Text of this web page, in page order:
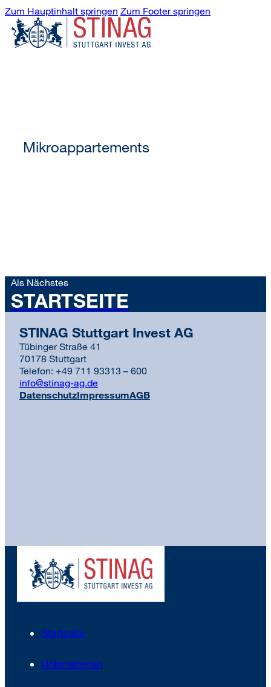
Zum Hauptinhalt springen Zum Footer springen
Mikroappartements
Als Nächstes
STARTSEITE
STINAG Stuttgart Invest AG
Tübinger Straße 41
70178 Stuttgart
Telefon: +49 711 93313 – 600
info@stinag-ag.de
DatenschutzImpressumAGB
Startseite
Unternehmen